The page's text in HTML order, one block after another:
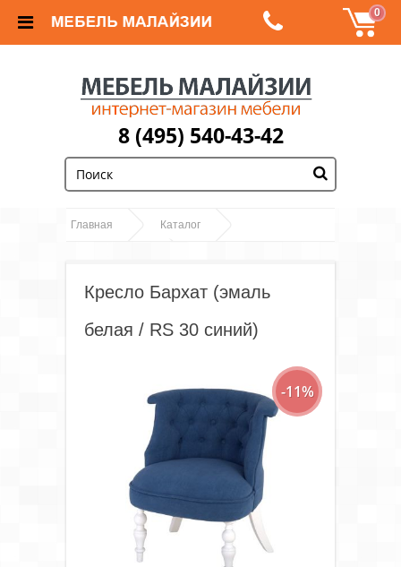
0
8 (495) 540-43-42
Главная Каталог
белая / RS 30 синий)
Кресло Бархат (эмаль
белая / RS 30 синий)
-11%